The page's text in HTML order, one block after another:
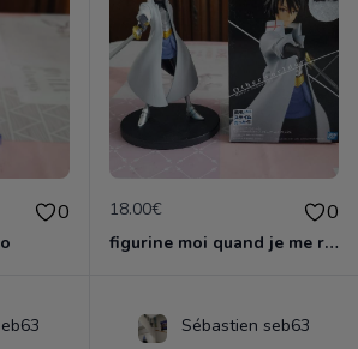
0 18.00€ 0
figurine moi quand je me reincarne en slime
Sébastien seb63